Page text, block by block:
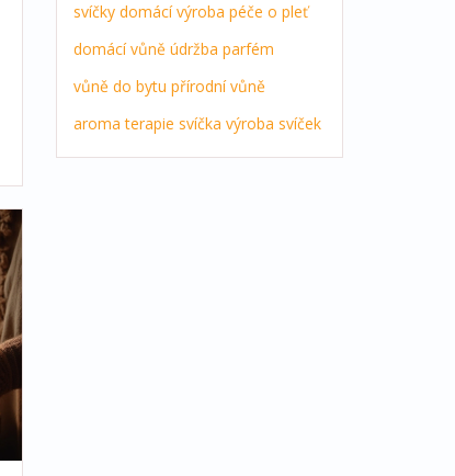
svíčky domácí výroba péče o pleť
domácí vůně údržba parfém
vůně do bytu přírodní vůně
aroma terapie svíčka výroba svíček